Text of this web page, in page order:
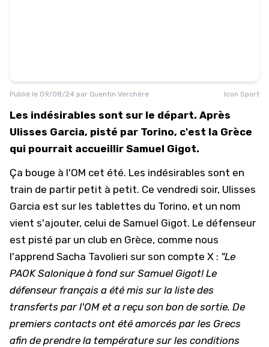
Publié le 09/08/24 par Quentin Verchère Icon Sport
Les indésirables sont sur le départ. Après
Ulisses Garcia, pisté par Torino, c'est la Grèce
qui pourrait accueillir Samuel Gigot.
Ça bouge à l'OM cet été. Les indésirables sont en
train de partir petit à petit. Ce vendredi soir, Ulisses
Garcia est sur les tablettes du Torino, et un nom
vient s'ajouter, celui de Samuel Gigot. Le défenseur
est pisté par un club en Grèce, comme nous
l'apprend Sacha Tavolieri sur son compte X : "Le
PAOK Salonique à fond sur Samuel Gigot! Le
défenseur français a été mis sur la liste des
transferts par l'OM et a reçu son bon de sortie. De
premiers contacts ont été amorcés par les Grecs
afin de prendre la température sur les conditions